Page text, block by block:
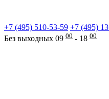
+7 (495) 510-53-59 +7 (495)
Без выходных 09 00 - 18 00